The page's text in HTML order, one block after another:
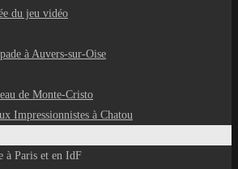
du jeu vidéo
à Auvers-sur-Oise
de Monte-Cristo
Impressionnistes à Chatou
à Paris et en IdF